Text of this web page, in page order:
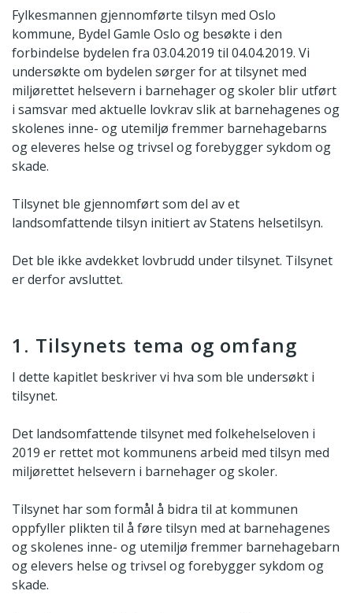
Fylkesmannen gjennomførte tilsyn med Oslo
kommune, Bydel Gamle Oslo og besøkte i den
forbindelse bydelen fra 03.04.2019 til 04.04.2019. Vi
undersøkte om bydelen sørger for at tilsynet med
miljørettet helsevern i barnehager og skoler blir utført
i samsvar med aktuelle lovkrav slik at barnehagenes og
skolenes inne- og utemiljø fremmer barnehagebarns
og eleveres helse og trivsel og forebygger sykdom og
skade.
Tilsynet ble gjennomført som del av et
landsomfattende tilsyn initiert av Statens helsetilsyn.
Det ble ikke avdekket lovbrudd under tilsynet. Tilsynet
er derfor avsluttet.
1. Tilsynets tema og omfang
I dette kapitlet beskriver vi hva som ble undersøkt i
tilsynet.
Det landsomfattende tilsynet med folkehelseloven i
2019 er rettet mot kommunens arbeid med tilsyn med
miljørettet helsevern i barnehager og skoler.
Tilsynet har som formål å bidra til at kommunen
oppfyller plikten til å føre tilsyn med at barnehagenes
og skolenes inne- og utemiljø fremmer barnehagebarn
og elevers helse og trivsel og forebygger sykdom og
skade.